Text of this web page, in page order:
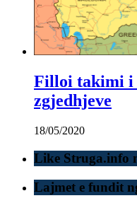
Filloi takimi i
zgjedhjeve
18/05/2020
Like Struga.info
Lajmet e fundit